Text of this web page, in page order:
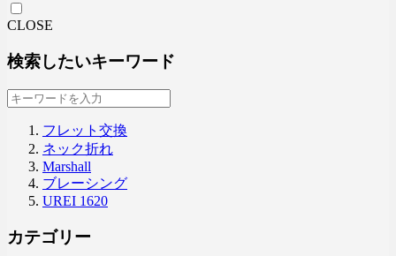
CLOSE
検索したいキーワード
フレット交換
ネック折れ
Marshall
ブレーシング
UREI 1620
カテゴリー